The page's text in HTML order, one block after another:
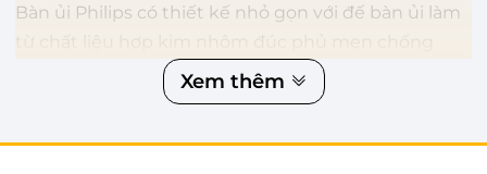
Bàn ủi Philips có thiết kế nhỏ gọn với đế bàn ủi làm
dính, nhờ vậy mà bàn ủi có thể lướt trên bề mặt vải
dễ dàng. Ngoài ra, công suất của bàn ủi Philips
Xem thêm